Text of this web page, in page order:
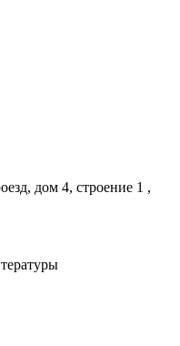
дом 4, строение 1 ,